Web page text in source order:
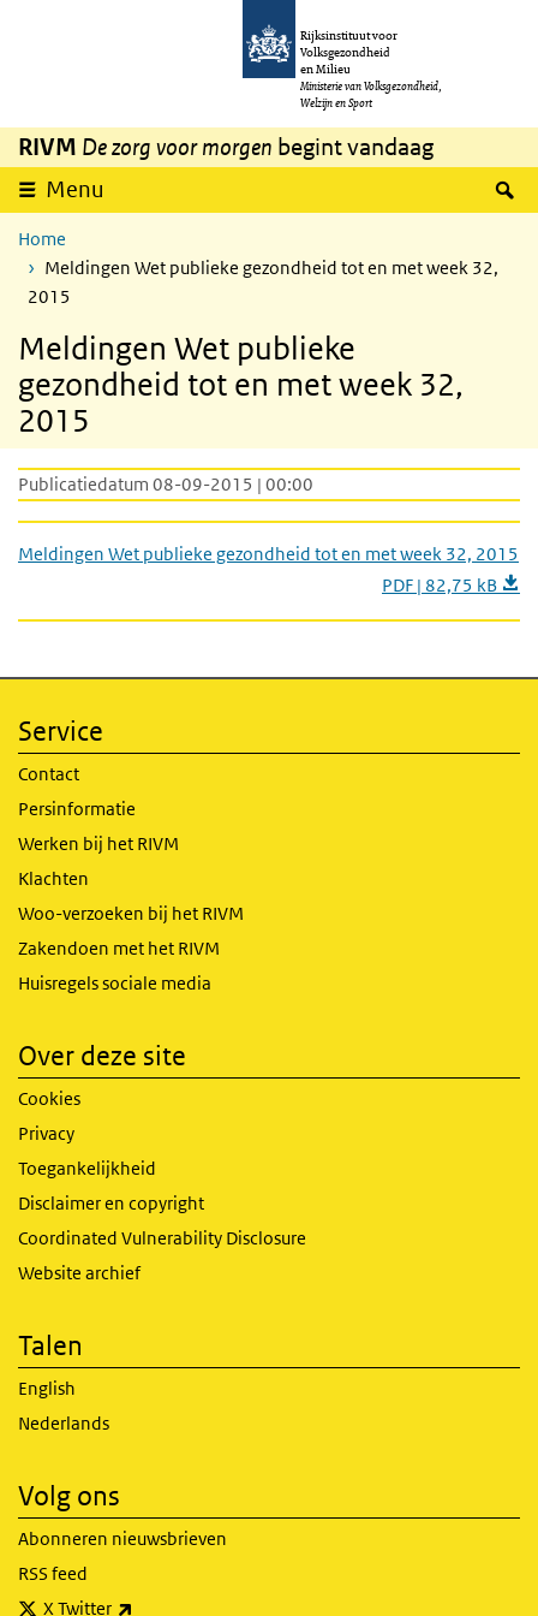
Overslaan en naar de inhoud gaan
Rijksinstituut voor
Volksgezondheid
en Milieu
Ministerie van Volksgezondheid,
Welzijn en Sport
RIVM De zorg voor morgen begint vandaag
Menu
Home
Meldingen Wet publieke gezondheid tot en met week 32,
2015
Meldingen Wet publieke
gezondheid tot en met week 32,
2015
Publicatiedatum 08-09-2015 | 00:00
Meldingen Wet publieke gezondheid tot en met week 32, 2015
PDF | 82,75 kB
Service
Contact
Persinformatie
Werken bij het RIVM
Klachten
Woo-verzoeken bij het RIVM
Zakendoen met het RIVM
Huisregels sociale media
Over deze site
Cookies
Privacy
Toegankelijkheid
Disclaimer en copyright
Coordinated Vulnerability Disclosure
Website archief
Talen
English
Nederlands
Volg ons
Abonneren nieuwsbrieven
RSS feed
X Twitter